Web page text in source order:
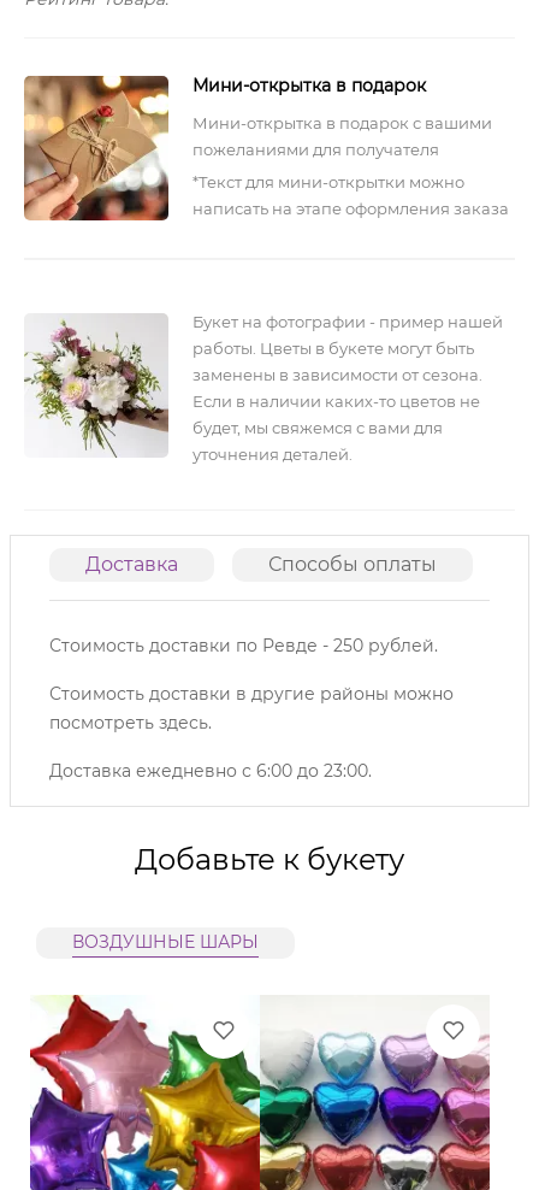
Мини-открытка в подарок
Мини-открытка в подарок с вашими
пожеланиями для получателя
*Текст для мини-открытки можно
написать на этапе оформления заказа
Букет на фотографии - пример нашей
работы. Цветы в букете могут быть
заменены в зависимости от сезона.
Если в наличии каких-то цветов не
будет, мы свяжемся с вами для
уточнения деталей.
Доставка Способы оплаты
Стоимость доставки по Ревде - 250 рублей.
Стоимость доставки в другие районы можно
посмотреть здесь.
Доставка ежедневно с 6:00 до 23:00.
Добавьте к букету
ВОЗДУШНЫЕ ШАРЫ